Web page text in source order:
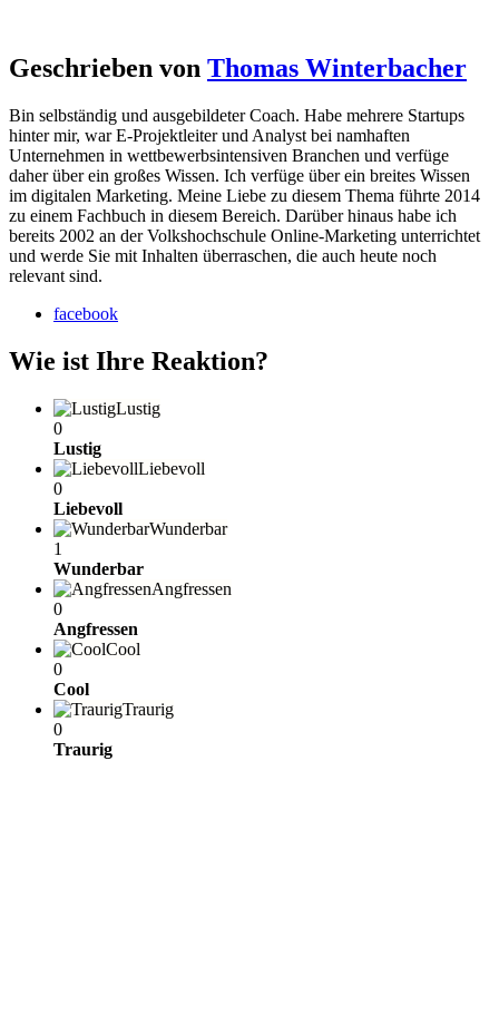
Geschrieben von Thomas Winterbacher
Bin selbständig und ausgebildeter Coach. Habe mehrere Startups
hinter mir, war E-Projektleiter und Analyst bei namhaften
Unternehmen in wettbewerbsintensiven Branchen und verfüge
daher über ein großes Wissen. Ich verfüge über ein breites Wissen
im digitalen Marketing. Meine Liebe zu diesem Thema führte 2014
zu einem Fachbuch in diesem Bereich. Darüber hinaus habe ich
bereits 2002 an der Volkshochschule Online-Marketing unterrichtet
und werde Sie mit Inhalten überraschen, die auch heute noch
relevant sind.
facebook
Wie ist Ihre Reaktion?
Lustig
0
Lustig
Liebevoll
0
Liebevoll
Wunderbar
1
Wunderbar
Angfressen
0
Angfressen
Cool
0
Cool
Traurig
0
Traurig